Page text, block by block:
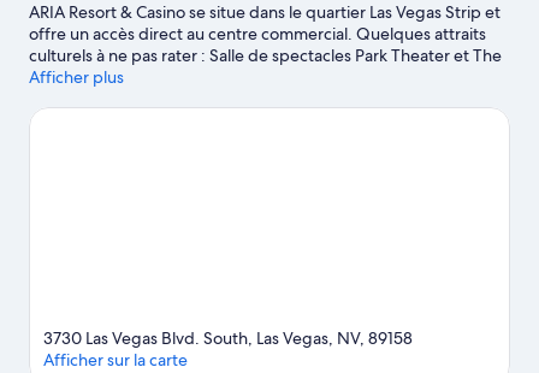
ARIA Resort & Casino se situe dans le quartier Las Vegas Strip et
offre un accès direct au centre commercial. Quelques attraits
culturels à ne pas rater : Salle de spectacles Park Theater et The
Cosmopolitan Casino. Et cet endroit est un site remarquable :
partie, rendez-vous à cet endroit : Salle omnisports T-Mobile
Afficher plus
3730 Las Vegas Blvd. South, Las Vegas, NV, 89158
Afficher sur la carte